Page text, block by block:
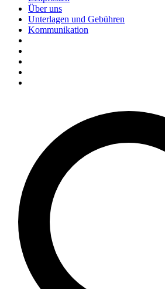
Über uns
Unterlagen und Gebühren
Kommunikation